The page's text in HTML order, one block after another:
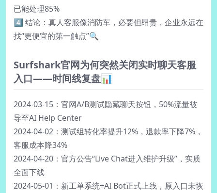
已能处理85%
4️⃣ 结论：真人客服像消防车，必要但昂贵，企业永远在
找“更便宜的第一触点”🔍
Surfshark官网为何突然关闭实时聊天客服
入口——时间线复盘📊
2024-03-15：官网A/B测试隐藏聊天按钮，50%流量被
导至AI Help Center
2024-04-02：测试组转化率提升12%，退款率下降7%，
客服成本降34%
2024-04-20：官方公告“Live Chat进入维护升级”，实质
全面下线
2024-05-01：新工单系统+AI Bot正式上线，原入口未恢